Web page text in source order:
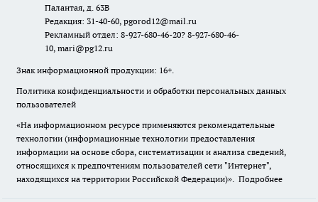
Палантая, д. 63В
Редакция: 31-40-60, pgorod12@mail.ru
Рекламный отдел: 8-927-680-46-20? 8-927-680-46-
10, mari@pg12.ru
Знак информационной продукции: 16+.
Политика конфиденциальности и обработки персональных данных
пользователей
«На информационном ресурсе применяются рекомендательные
технологии (информационные технологии предоставления
информации на основе сбора, систематизации и анализа сведений,
относящихся к предпочтениям пользователей сети "Интернет",
находящихся на территории Российской Федерации)». Подробнее